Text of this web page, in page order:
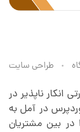
طراحی سایت
ناپذیر در
در آمل به
در بین مشتریان